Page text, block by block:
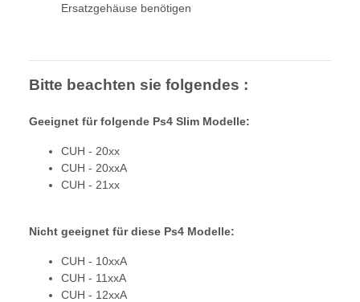
Ersatzgehäuse benötigen
Bitte beachten sie folgendes :
Geeignet für folgende Ps4 Slim Modelle:
CUH - 20xx
CUH - 20xxA
CUH - 21xx
Nicht geeignet für diese Ps4 Modelle:
CUH - 10xxA
CUH - 11xxA
CUH - 12xxA